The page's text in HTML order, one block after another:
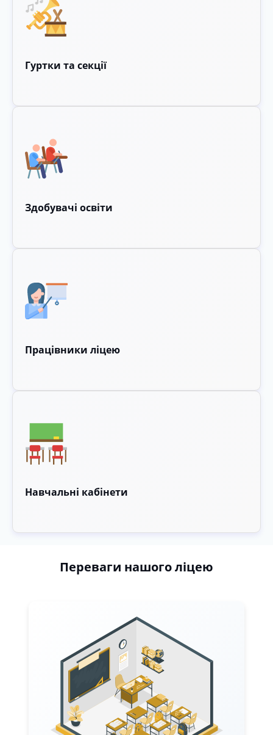
Гуртки та секції
Здобувачі освіти
Працівники ліцею
Навчальні кабінети
Переваги нашого ліцею